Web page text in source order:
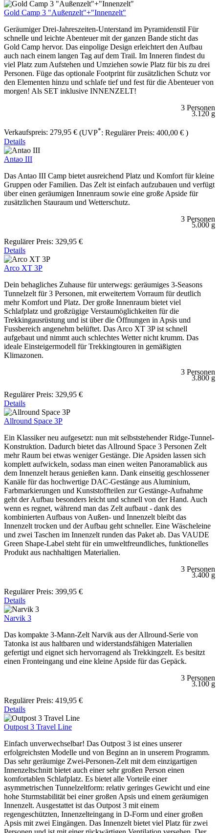
Gold Camp 3 "Außenzelt"+"Innenzelt"
Geräumiger Drei-Jahreszeiten-Unterstand im Pyramidenstil Für
schnelle und leichte Abenteuer mit der ganzen Bande sticht das
Gold Camp hervor. Das einpolige Design erleichtert den Aufbau
auch nach einem langen Tag auf dem Trail. Im Inneren findest du
viel Platz zum Aufstehen und Umziehen sowie Platz für bis zu drei
Personen. Füge das optionale Footprint für zusätzlichen Schutz vor
den Elementen hinzu und schlafe tief und fest für die Abenteuer von
morgen! Als SET inklusive INNENZELT!
3 Personen
3.120 g
Verkaufspreis: 279,95 € (UVP*: Regulärer Preis: 400,00 € )
Details
Antao III
Das Antao III Camp bietet ausreichend Platz und Komfort für kleine
Gruppen oder Familien. Das Zelt ist einfach aufzubauen und verfügt
über einen geräumigen Innenraum sowie eine große Apside für
zusätzlichen Stauraum und Wetterschutz.
3 Personen
5.000 g
Regulärer Preis: 329,95 €
Details
Arco XT 3P
Dein behagliches Zuhause für unterwegs: geräumiges 3-Seasons
Tunnelzelt für 3 Personen, mit erweitertem Vorraum für deutlich
mehr Komfort und Platz. Der große Innenraum bietet viel
Schlafplatz und großzügige Verstaumöglichkeiten für die
Trekkingausrüstung und ist über die Öffnungen in Apsis und
Fussbereich angenehm belüftet. Das Arco XT 3P ist schnell
aufgebaut und nimmt auch schlechtes Wetter nicht krumm. Das
ideale Einsteigermodell für Trekkingtouren in gemäßigten
Klimazonen.
3 Personen
3.800 g
Regulärer Preis: 329,95 €
Details
Allround Space 3P
Ein Klassiker neu aufgesetzt: nun mit selbststehender Ridge-Tunnel-
Konstruktion. Dadurch bietet das Allround Space 3 Personen Zelt
mehr Raum bei etwas weniger Gestänge. Die Apsiden lassen sich
komplett aufwickeln, sodass man einen weiten Panoramablick aus
dem Innenzelt heraus genießen kann. Dank einseitig geschlossener
Kanäle für das hochwertige DAC-Gestänge aus Aluminium,
Farbmarkierungen und Kunststoffteilen zur Gestänge-Aufnahme
geht der Aufbau besonders leicht und schnell von der Hand. Auch
wenn es regnet, während man das Zelt aufbaut - dank des
kombinierten Aufbaus von Außen- und Innenzelt bleibt das
Innenzelt trocken und der Aufbau geht schneller. Eine Wäscheleine
und zwei Taschen im Innenzelt runden das Paket ab. Das VAUDE
Green Shape-Label steht für ein umweltfreundliches, funktionelles
Produkt aus nachhaltigen Materialien.
3 Personen
3.400 g
Regulärer Preis: 399,95 €
Details
Narvik 3
Das kompakte 3-Mann-Zelt Narvik aus der Allround-Serie von
Tatonka ist aus haltbaren und widerstandsfähigen Materialien
gefertigt und eignet sich hervorragend als Trekkingzelt. Es besitzt
einen Fronteingang und eine kleine Apside für das Gepäck.
3 Personen
3.100 g
Regulärer Preis: 419,95 €
Details
Outpost 3 Travel Line
Einfach unverwechselbar! Das Outpost 3 ist eines unserer
erfolgreichsten Modelle und von Beginn an in unserem Programm.
Das sehr geräumige Zwei-Personen-Zelt mit dem einzigartigen
Innenzeltschnitt bietet auch einer sehr großen Person einen
komfortablen Schlafplatz. Es bietet alle Vorteile einer
asymmetrischen Tunnelzeltform: relativ geringes Gewicht und eine
hohe Sturmstabilität bei einer großen Apsis und einem geräumigen
Innenzelt. Ausgestattet ist das Outpost 3 mit einem
regengeschützten, Innenzelteingang in D-Form und einer großen
Apsis mit zwei Eingängen. Das Innenzelt bietet viel Platz für zwei